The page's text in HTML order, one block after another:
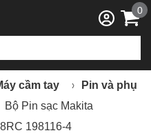
0
cầm tay
Pin và phụ
Bộ Pin sạc Makita
198116-4